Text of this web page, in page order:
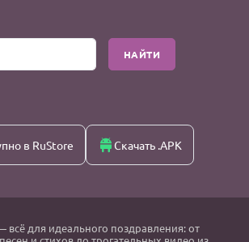
НАЙТИ
в RuStore Скачать .APK
всё для идеального поздравления: от